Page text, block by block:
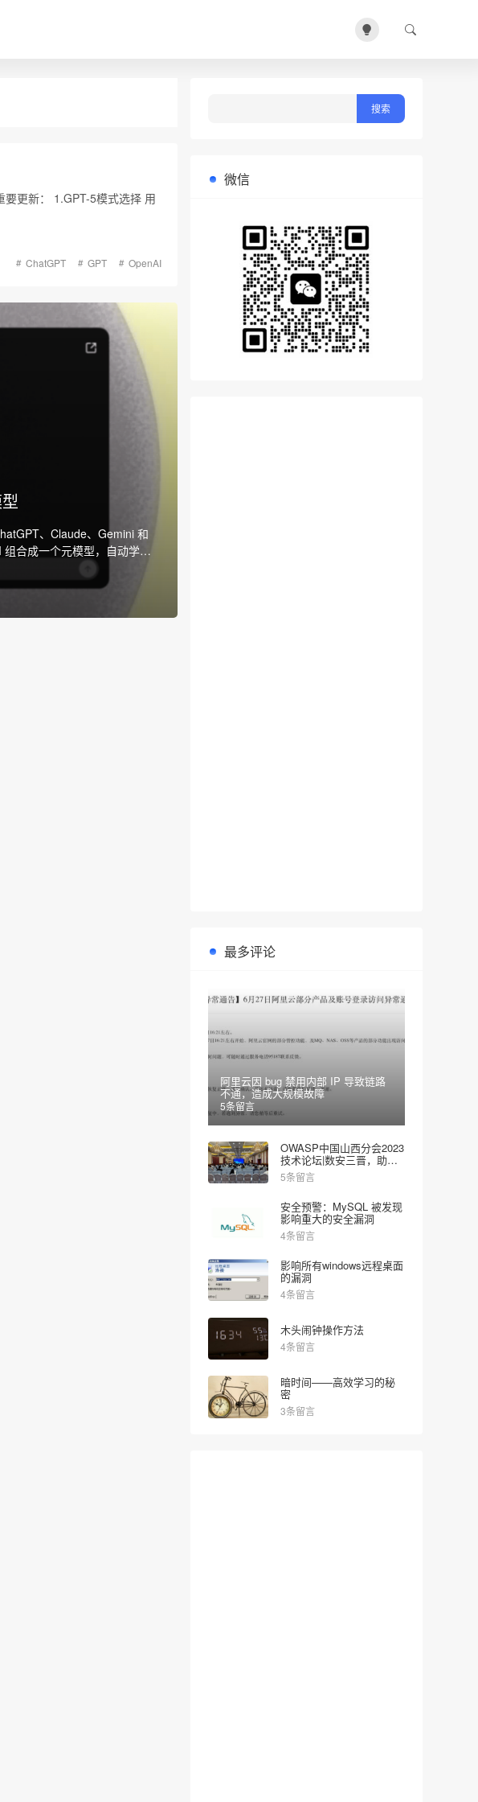
更新： 1.GPT-5模式选择 用
ChatGPT GPT OpenAI
、Claude、Gemini 和
合成一个元模型，自动学习
微信
最多评论
阿里云因 bug 禁用内部 IP 导致链路
不通，造成大规模故障
5条留言
OWASP中国山西分会2023
技术论坛|数安三晋，助力
网安
5条留言
安全预警：MySQL 被发现
影响重大的安全漏洞
4条留言
影响所有windows远程桌面
的漏洞
4条留言
木头闹钟操作方法
4条留言
暗时间——高效学习的秘
密
3条留言